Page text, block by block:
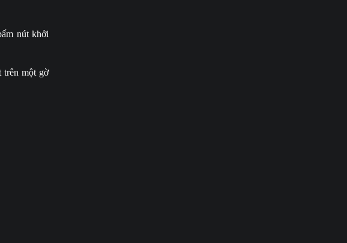
nút khởi
trên một gờ